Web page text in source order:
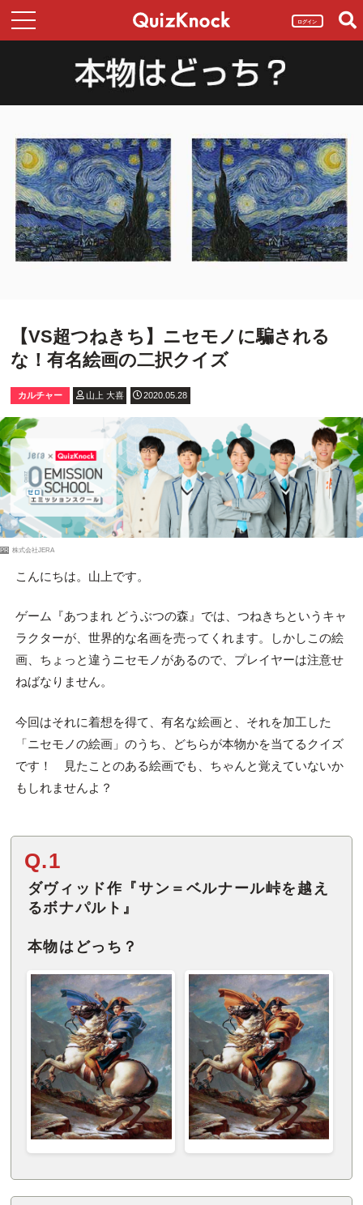
ログイン
【VS超つねきち】ニセモノに騙される
な！有名絵画の二択クイズ
カルチャー 山上 大喜 2020.05.28
PR 株式会社JERA
こんにちは。山上です。
ゲーム『あつまれ どうぶつの森』では、つねきちというキャ
ラクターが、世界的な名画を売ってくれます。しかしこの絵
画、ちょっと違うニセモノがあるので、プレイヤーは注意せ
ねばなりません。
今回はそれに着想を得て、有名な絵画と、それを加工した
「ニセモノの絵画」のうち、どちらが本物かを当てるクイズ
です！ 見たことのある絵画でも、ちゃんと覚えていないか
もしれませんよ？
Q.1
ダヴィッド作『サン＝ベルナール峠を越え
るボナパルト』
本物はどっち？